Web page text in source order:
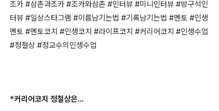
조카 #삼촌과조카 #조카와삼촌 #인터뷰 #미니인터뷰 #방구석인
터뷰 #일상스타그램 #이름남기는법 #기록남기는법 #멘토 #인생
멘토 #멘토코치 #인생코치 #라이프코치 #커리어코치 #인생수업
#정철상 #정교수의인생수업
*커리어코치 정철상은...